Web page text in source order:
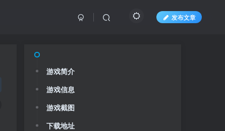
发布文章
游戏简介
游戏信息
游戏截图
下载地址